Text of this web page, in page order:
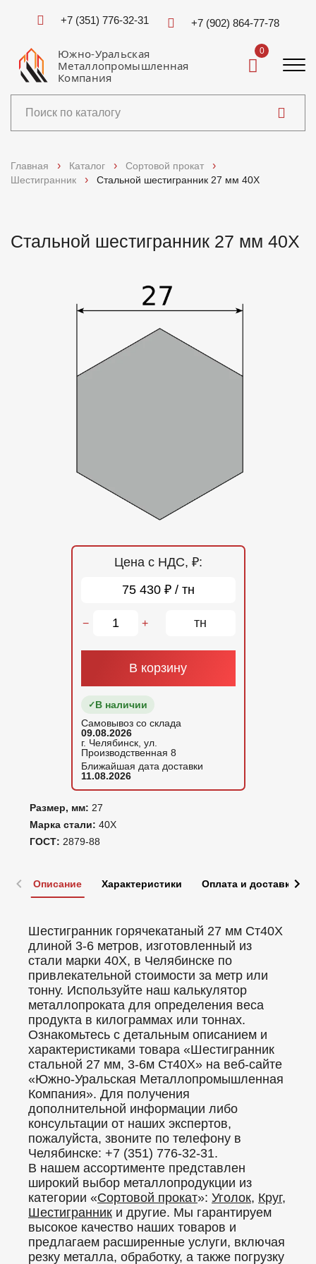
+7 (351) 776-32-31 +7 (902) 864-77-78
Южно-Уральская
Металлопромышленная
Компания
0
Главная Каталог
Сортовой прокат
Шестигранник
Стальной шестигранник 27 мм 40Х
Стальной шестигранник 27 мм 40Х
Размер, мм: 27
Марка стали: 40Х
ГОСТ: 2879-88
Цена с НДС, ₽:
75 430 ₽ / тн
− + тн
В корзину
В наличии
Самовывоз со склада
09.08.2026
г. Челябинск, ул.
Производственная 8
Ближайшая дата доставки
11.08.2026
Описание Характеристики Оплата и доставка
Шестигранник горячекатаный 27 мм Ст40Х
длиной 3-6 метров, изготовленный из
стали марки 40Х, в Челябинске по
привлекательной стоимости за метр или
тонну. Используйте наш калькулятор
металлопроката для определения веса
продукта в килограммах или тоннах.
Ознакомьтесь с детальным описанием и
характеристиками товара «Шестигранник
стальной 27 мм, 3-6м Ст40Х» на веб-сайте
«Южно-Уральская Металлопромышленная
Компания». Для получения
дополнительной информации либо
консультации от наших экспертов,
пожалуйста, звоните по телефону в
Челябинске: +7 (351) 776-32-31.
В нашем ассортименте представлен
широкий выбор металлопродукции из
категории «Сортовой прокат»: Уголок, Круг,
Шестигранник и другие. Мы гарантируем
высокое качество наших товаров и
предлагаем расширенные услуги, включая
резку металла, обработку, а также погрузку